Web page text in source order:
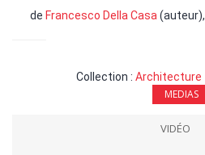
de Francesco Della Casa(auteur),
Collection : Architecture
MEDIAS
VIDÉO